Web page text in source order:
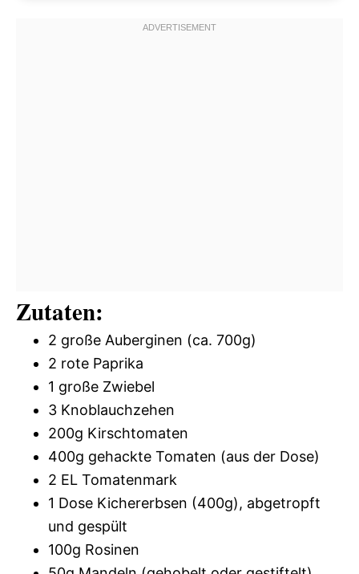
Zutaten:
2 große Auberginen (ca. 700g)
2 rote Paprika
1 große Zwiebel
3 Knoblauchzehen
200g Kirschtomaten
400g gehackte Tomaten (aus der Dose)
2 EL Tomatenmark
1 Dose Kichererbsen (400g), abgetropft
und gespült
100g Rosinen